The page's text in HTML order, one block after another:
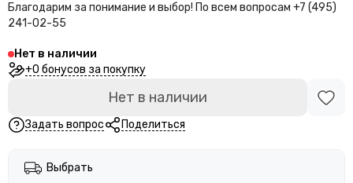
Благодарим за понимание и выбор! По всем вопросам +7 (495)
241-02-55
Нет в наличии
+0 бонусов за покупку
Нет в наличии
Задать вопрос Поделиться
Выбрать